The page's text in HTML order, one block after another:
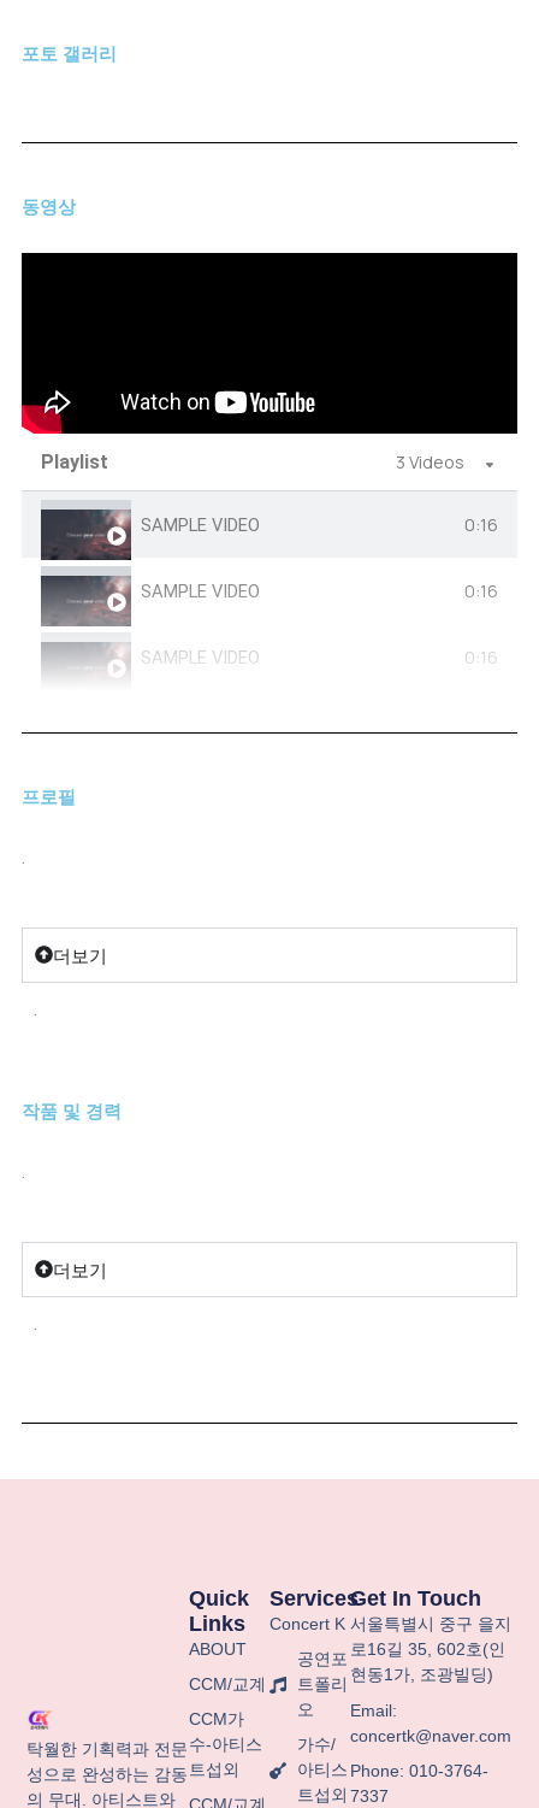
포토 갤러리
동영상
Playlist 3 Videos
SAMPLE VIDEO 0:16
SAMPLE VIDEO 0:16
SAMPLE VIDEO 0:16
프로필
.
더보기
작품 및 경력
.
더보기
.
탁월한 기획력과 전문
성으로 완성하는 감동
의 무대. 아티스트와
Services
Concert K
공연포
트폴리
오
가수/
아티스
트섭외
Quick
Links
ABOUT
CCM/교계
CCM가
수-아티스
트섭외
Get In Touch
서울특별시 중구 을지
로16길 35, 602호(인
현동1 가 조광빌딩)
Email:
concertk@naver.com
Phone: 010-3764-
7337